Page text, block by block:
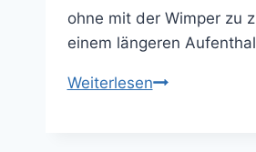
ohne mit der Wimper zu
einem längeren
WeiterlesenEinmal